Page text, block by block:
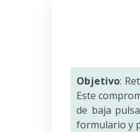
Objetivo:
Este
de baja
formulario y